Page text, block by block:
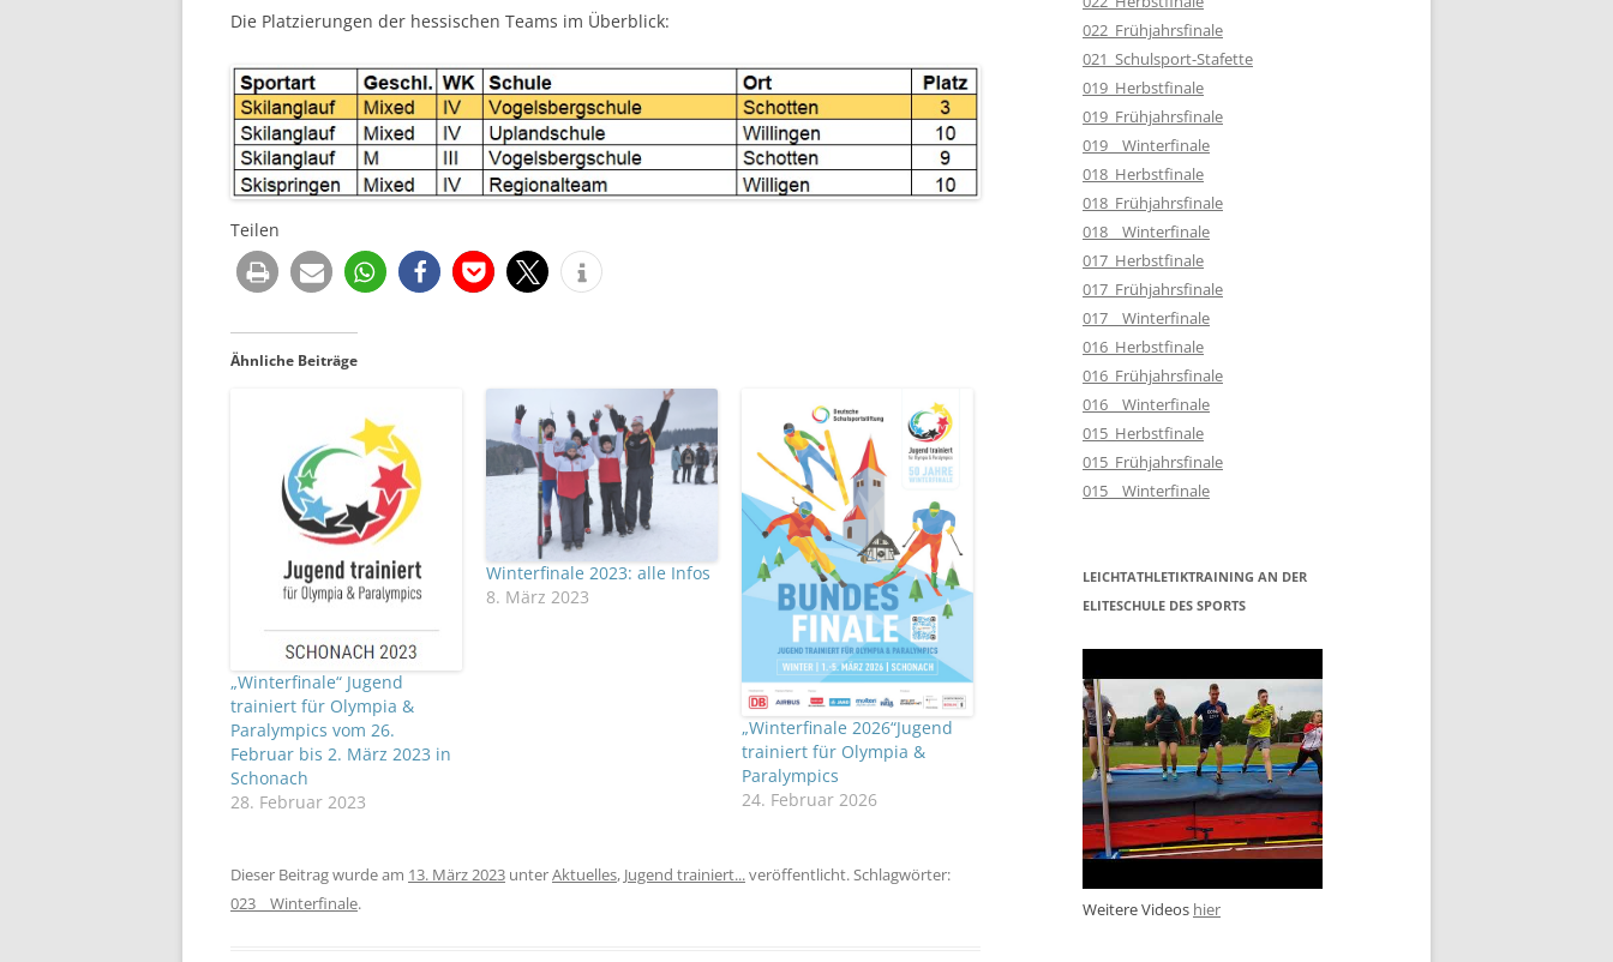
Die Platzierungen der hessischen Teams im Überblick:
Teilen
Ähnliche Beiträge
„Winterfinale“ Jugend
trainiert für Olympia &
Paralympics vom 26.
Februar bis 2. März 2023 in
Schonach
28. Februar 2023
Winterfinale 2023: alle Infos
8. März 2023
„Winterfinale 2026“Jugend
trainiert für Olympia &
Paralympics
24. Februar 2026
Dieser Beitrag wurde am 13. März 2023 unterAktuelles, Jugend trainiert...veröffentlicht. Schlagwörter:
023__Winterfinale.
022_Frühjahrsfinale
021_Schulsport-Stafette
019_Herbstfinale
019_Frühjahrsfinale
019__Winterfinale
018_Herbstfinale
018_Frühjahrsfinale
018__Winterfinale
017_Herbstfinale
017_Frühjahrsfinale
017__Winterfinale
016_Herbstfinale
016_Frühjahrsfinale
016__Winterfinale
015_Herbstfinale
015_Frühjahrsfinale
015__Winterfinale
LEICHTATHLETIKTRAINING AN DER
ELITESCHULE DES SPORTS
Weitere Videos hier